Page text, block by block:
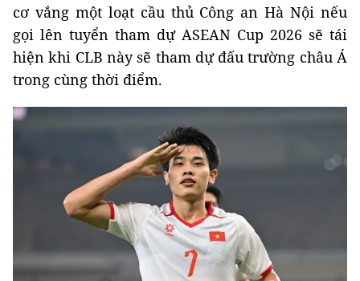
cơ vắng một loạt cầu thủ Công an Hà Nội nếu
gọi lên tuyển tham dự ASEAN Cup 2026 sẽ tái
hiện khi CLB này sẽ tham dự đấu trường châu Á
trong cùng thời điểm.